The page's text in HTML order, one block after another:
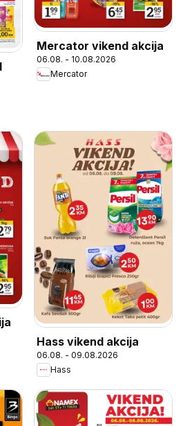
Mercator vikend akcija
06.08. - 10.08.2026
Mercator
Hass vikend akcija
06.08. - 09.08.2026
Hass